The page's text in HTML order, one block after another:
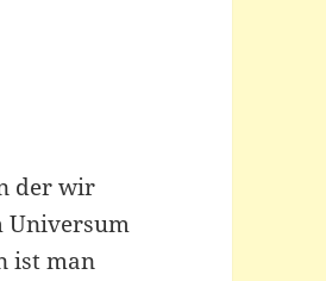
der wir
Universum
ist man